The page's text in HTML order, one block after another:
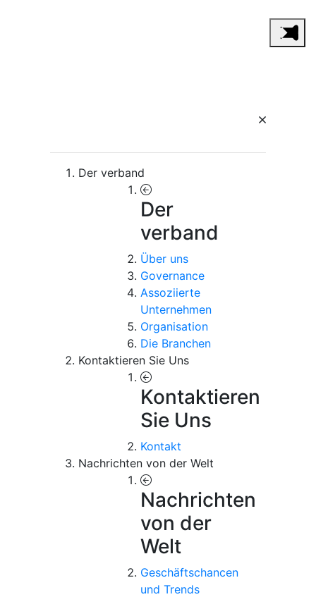
Der verband
Der
verband
Über uns
Governance
Assoziierte
Unternehmen
Organisation
Die Branchen
Kontaktieren Sie Uns
Kontaktieren
Sie Uns
Kontakt
Nachrichten von der Welt
Nachrichten
von der
Welt
Geschäftschancen
und Trends